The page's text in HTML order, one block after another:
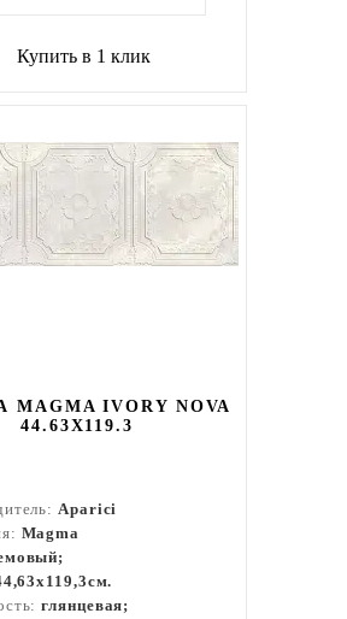
Купить в 1 клик
IVORY NOVA
44.63X119.3
Aparici
Magma
глянцевая;